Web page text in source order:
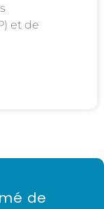
et de
de